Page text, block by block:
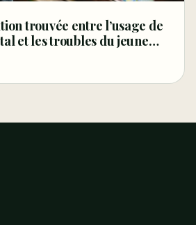
trouvée entre l’usage de
et les troubles du jeune